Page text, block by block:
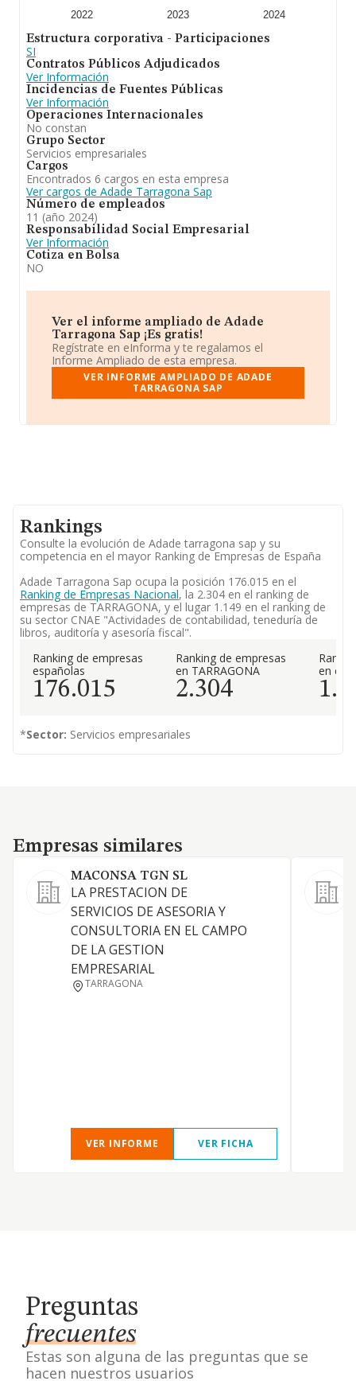
contable. la tramitacion y defensa de asuntos sociales.
empresas y mercados. En el ranking de su sector
(Actividades de contabilidad, teneduría de libros,
auditoría y asesoría fiscal), la compañía ha perdido
posición respecto al 2023. En cuanto a la posición en el
ranking nacional, la empresa ha perdido posiciones
frente al 2023.
2022 2023 2024
Estructura corporativa - Participaciones
SI
Contratos Públicos Adjudicados
Ver Información
Incidencias de Fuentes Públicas
Ver Información
Operaciones Internacionales
No constan
Grupo Sector
Servicios empresariales
Cargos
Encontrados 6 cargos en esta empresa
Ver cargos de Adade Tarragona Sap
Número de empleados
11 (año 2024)
Responsabilidad Social Empresarial
Ver Información
Cotiza en Bolsa
NO
Ver el informe ampliado de Adade
Tarragona Sap ¡Es gratis!
Regístrate en eInforma y te regalamos el
Informe Ampliado de esta empresa.
VER INFORME AMPLIADO DE ADADE
TARRAGONA SAP
Rankings
Consulte la evolución de Adade tarragona sap y su
competencia en el mayor Ranking de Empresas de España
Adade Tarragona Sap ocupa la posición 176.015 en el
Ranking de Empresas Nacional, la 2.304 en el ranking de
empresas de TARRAGONA, y el lugar 1.149 en el ranking de
su sector CNAE "Actividades de contabilidad, teneduría de
libros, auditoría y asesoría fiscal".
Ranking de empresas
españolas
176.015
Ranking de empresas
en TARRAGONA
2.304
en el
*Sector: Servicios empresariales
Empresas similares
Empresas similares
MACONSA TGN SL
LA PRESTACION DE
SERVICIOS DE ASESORIA Y
CONSULTORIA EN EL CAMPO
DE LA GESTION
EMPRESARIAL
TARRAGONA
VER INFORME VER FICHA
Preguntas
frecuentes
Estas son alguna de las preguntas que se
hacen nuestros usuarios